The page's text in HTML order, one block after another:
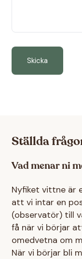
Ställda
Vad menar ni
Nyfiket vittne är
att vi intar en
(observatör) till
få när vi börjar
omedvetna om
När vi börjar bli